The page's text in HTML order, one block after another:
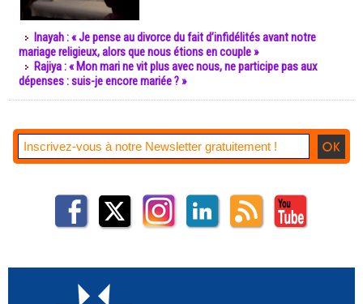
Inayah : « Je pense au divorce du fait d’infidélités avant notre
mariage religieux, alors que nous étions en couple »
Rajiya : « Mon mari ne vit plus avec nous, ne participe pas aux
dépenses : suis-je encore mariée ? »